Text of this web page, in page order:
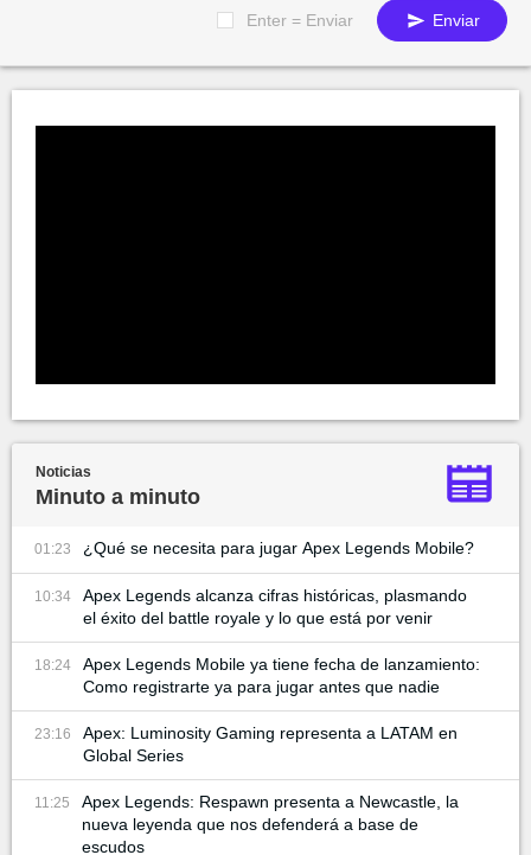
Enter = Enviar Enviar
Noticias
Minuto a minuto
01:23 ¿Qué se necesita para jugar Apex Legends Mobile?
10:34
Apex Legends alcanza cifras históricas, plasmando
el éxito del battle royale y lo que está por venir
18:24
Apex Legends Mobile ya tiene fecha de lanzamiento:
Como registrarte ya para jugar antes que nadie
23:16
Apex: Luminosity Gaming representa a LATAM en
Global Series
11:25
Apex Legends: Respawn presenta a Newcastle, la
nueva leyenda que nos defenderá a base de
escudos